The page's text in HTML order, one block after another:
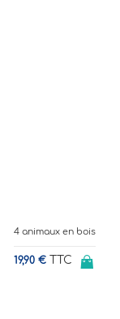
4 animaux en bois
19,90 € TTC